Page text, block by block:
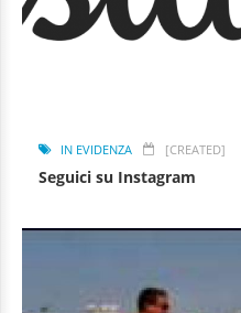
IN EVIDENZA [CREATED]
Seguici su Instagram